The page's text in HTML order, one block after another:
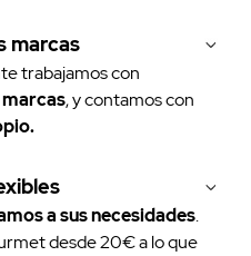
marcas
trabajamos con
, y contamos con
a sus necesidades.
desde 20€ a lo que